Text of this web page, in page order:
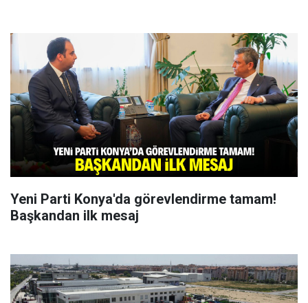
Yeni Parti Konya'da görevlendirme tamam!
Başkandan ilk mesaj